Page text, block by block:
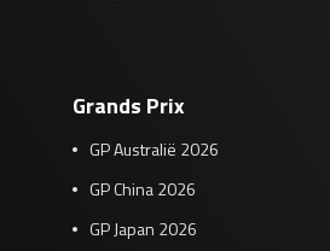
Grands Prix
GP Australië 2026
GP China 2026
GP Japan 2026